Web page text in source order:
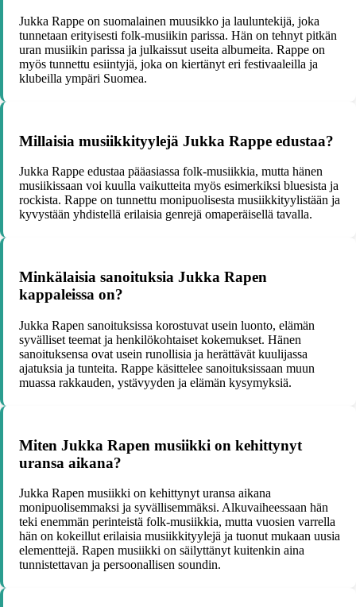
Jukka Rappe on suomalainen muusikko ja lauluntekijä, joka
tunnetaan erityisesti folk-musiikin parissa. Hän on tehnyt pitkän
uran musiikin parissa ja julkaissut useita albumeita. Rappe on
myös tunnettu esiintyjä, joka on kiertänyt eri festivaaleilla ja
klubeilla ympäri Suomea.
Millaisia musiikkityylejä Jukka Rappe edustaa?
Jukka Rappe edustaa pääasiassa folk-musiikkia, mutta hänen
musiikissaan voi kuulla vaikutteita myös esimerkiksi bluesista ja
rockista. Rappe on tunnettu monipuolisesta musiikkityylistään ja
kyvystään yhdistellä erilaisia genrejä omaperäisellä tavalla.
Minkälaisia sanoituksia Jukka Rapen
kappaleissa on?
Jukka Rapen sanoituksissa korostuvat usein luonto, elämän
syvälliset teemat ja henkilökohtaiset kokemukset. Hänen
sanoituksensa ovat usein runollisia ja herättävät kuulijassa
ajatuksia ja tunteita. Rappe käsittelee sanoituksissaan muun
muassa rakkauden, ystävyyden ja elämän kysymyksiä.
Miten Jukka Rapen musiikki on kehittynyt
uransa aikana?
Jukka Rapen musiikki on kehittynyt uransa aikana
monipuolisemmaksi ja syvällisemmäksi. Alkuvaiheessaan hän
teki enemmän perinteistä folk-musiikkia, mutta vuosien varrella
hän on kokeillut erilaisia musiikkityylejä ja tuonut mukaan uusia
elementtejä. Rapen musiikki on säilyttänyt kuitenkin aina
tunnistettavan ja persoonallisen soundin.